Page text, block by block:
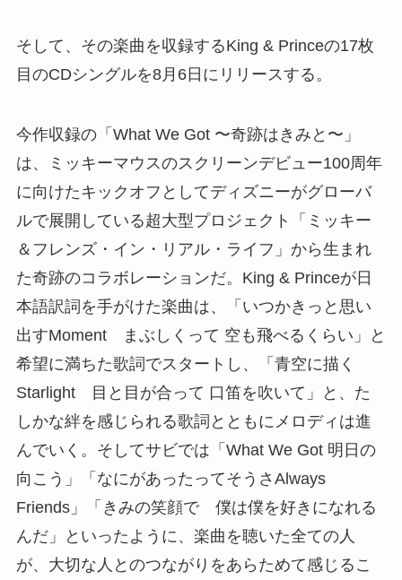
そして、その楽曲を収録するKing & Princeの17枚
目のCDシングルを8月6日にリリースする。
今作収録の「What We Got 〜奇跡はきみと〜」
は、ミッキーマウスのスクリーンデビュー100周年
に向けたキックオフとしてディズニーがグローバ
ルで展開している超大型プロジェクト「ミッキー
＆フレンズ・イン・リアル・ライフ」から生まれ
た奇跡のコラボレーションだ。King & Princeが日
本語訳詞を手がけた楽曲は、「いつかきっと思い
出すMoment まぶしくって 空も飛べるくらい」と
希望に満ちた歌詞でスタートし、「⻘空に描く
Starlight ⽬と⽬が合って ⼝笛を吹いて」と、た
しかな絆を感じられる歌詞とともにメロディは進
んでいく。そしてサビでは「What We Got 明⽇の
向こう」「なにがあったってそうさAlways
Friends」「きみの笑顔で 僕は僕を好きになれる
んだ」といったように、楽曲を聴いた全ての人
が、大切な人とのつながりをあらためて感じるこ